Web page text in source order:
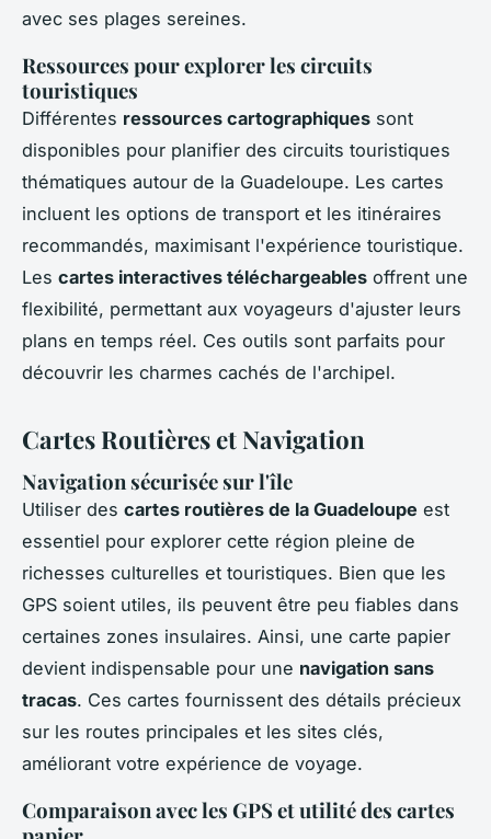
avec ses plages sereines.
Ressources pour explorer les circuits
touristiques
Différentes ressources cartographiques sont
disponibles pour planifier des circuits touristiques
thématiques autour de la Guadeloupe. Les cartes
incluent les options de transport et les itinéraires
recommandés, maximisant l'expérience touristique.
Les cartes interactives téléchargeables offrent une
flexibilité, permettant aux voyageurs d'ajuster leurs
plans en temps réel. Ces outils sont parfaits pour
découvrir les charmes cachés de l'archipel.
Cartes Routières et Navigation
Navigation sécurisée sur l'île
Utiliser des cartes routières de la Guadeloupe est
essentiel pour explorer cette région pleine de
richesses culturelles et touristiques. Bien que les
GPS soient utiles, ils peuvent être peu fiables dans
certaines zones insulaires. Ainsi, une carte papier
devient indispensable pour une navigation sans
tracas. Ces cartes fournissent des détails précieux
sur les routes principales et les sites clés,
améliorant votre expérience de voyage.
Comparaison avec les GPS et utilité des cartes